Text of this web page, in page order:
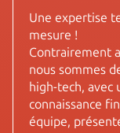
Une expertise
mesure !
Contrairement
nous sommes
high-tech, avec
connaissance
équipe,